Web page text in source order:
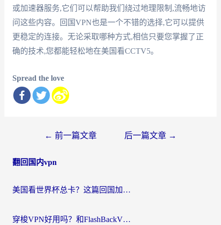
或加速器服务,它们可以帮助我们绕过地理限制,流畅地访
问这些内容。回国VPN也是一个不错的选择,它可以提供
更稳定的连接。无论采取哪种方式,相信只要您掌握了正
确的技术,您都能轻松地在美国看CCTV5。
Spread the love
导
← 前一篇文章 后一篇文章 →
翻回国内vpn
美国看世界杯总卡？这篇回国加速器指南帮你无缝刷国内资源（附苹果手机VPN设置步骤）
穿梭VPN好用吗？和FlashBackVPN对比哪个回国效果更好？